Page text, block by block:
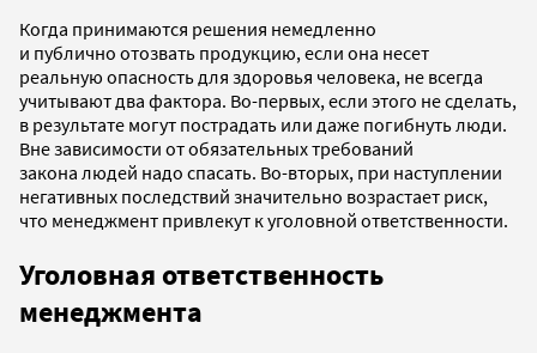
Когда принимаются решения немедленно
и публично отозвать продукцию, если она несет
реальную опасность для здоровья человека, не всегда
учитывают два фактора. Во-первых, если этого не сделать,
в результате могут пострадать или даже погибнуть люди.
Вне зависимости от обязательных требований
закона людей надо спасать. Во-вторых, при наступлении
негативных последствий значительно возрастает риск,
что менеджмент привлекут к уголовной ответственности.
Уголовная ответственность
менеджмента